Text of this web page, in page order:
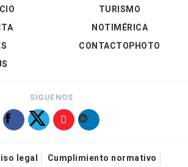
TURISMO
NOTIMÉRICA
CONTACTOPHOTO
SÍGUENOS
legal
Cumplimiento normativo